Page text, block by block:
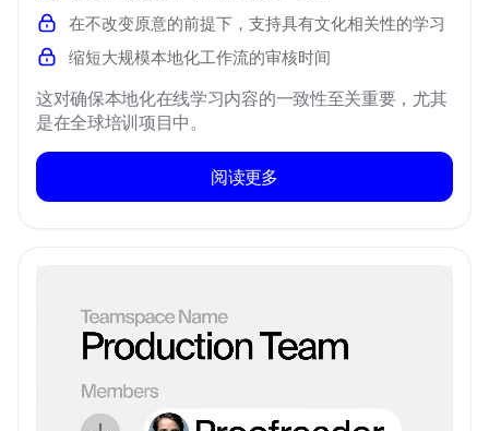
在不改变原意的前提下，支持具有文化相关性的学习
缩短大规模本地化工作流的审核时间
这对确保本地化在线学习内容的一致性至关重要，尤其
是在全球培训项目中。
阅读更多